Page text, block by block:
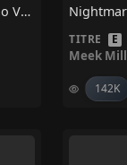
Mr. Know It All (Piano Version) – Teddy Swims
TITRE E
Meek Mill
142K